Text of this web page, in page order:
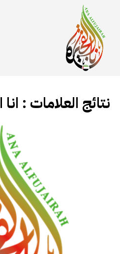
نتائج العلامات :